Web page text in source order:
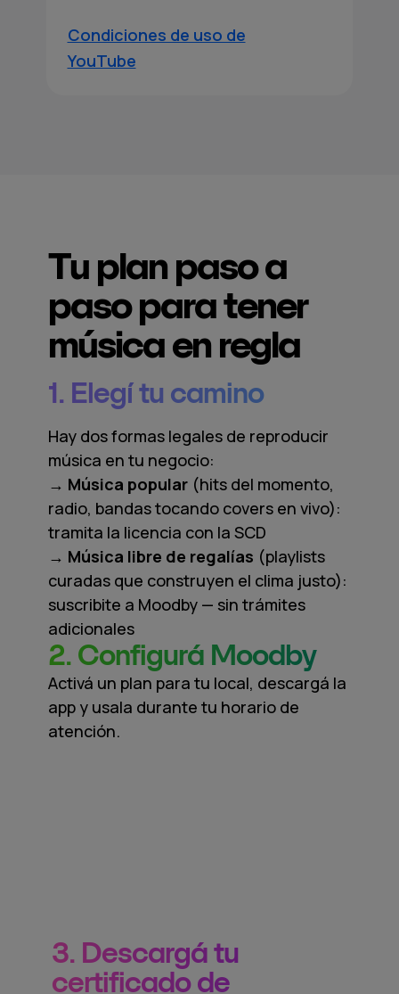
Condiciones de uso de
YouTube
3. Descargá tu
certificado de
Tu plan paso a
paso para tener
música en regla
1. Elegí tu camino
Hay dos formas legales de reproducir
música en tu negocio:
→ Música popular(hits del momento,
radio, bandas tocando covers en vivo):
tramita la licencia con la SCD
→ Música libre de regalías (playlists
curadas que construyen el clima justo):
suscribite a Moodby — sin trámites
adicionales
2. Configurá Moodby
Activá un plan para tu local, descargá la
app y usala durante tu horario de
atención.